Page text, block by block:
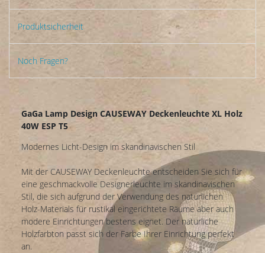
Produktsicherheit
Noch Fragen?
GaGa Lamp Design CAUSEWAY Deckenleuchte XL Holz
40W ESP T5
Modernes Licht-Design im skandinavischen Stil
Mit der CAUSEWAY Deckenleuchte entscheiden Sie sich für
eine geschmackvolle Designerleuchte im skandinavischen
Stil, die sich aufgrund der Verwendung des natürlichen
Holz-Materials für rustikal eingerichtete Räume aber auch
modere Einrichtungen bestens eignet. Der natürliche
Holzfarbton passt sich der Farbe Ihrer Einrichtung perfekt
an.